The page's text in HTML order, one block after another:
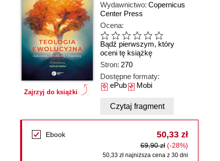
Zajrzyj do książki
Wydawnictwo: Copernicus
Center Press
Ocena:
Bądź pierwszym, który
oceni tę książkę
Stron: 270
Dostępne formaty:
ePubMobi
Czytaj fragment
Ebook 50,33 zł
69,90 zł (-28%)
50,33 zł najniższa cena z 30 dni